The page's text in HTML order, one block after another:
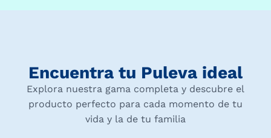
Encuentra tu Puleva ideal
Explora nuestra gama completa y descubre el
producto perfecto para cada momento de tu
vida y la de tu familia